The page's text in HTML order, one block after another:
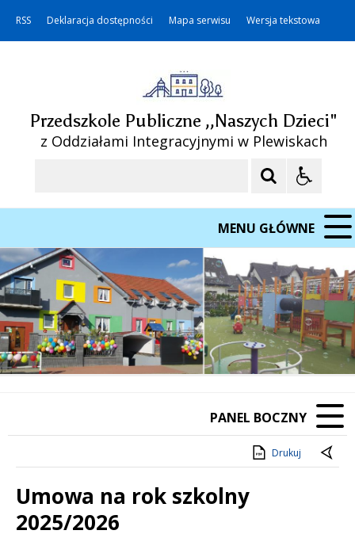
RSS Deklaracja dostępności Mapa serwisu Wersja tekstowa
Przedszkole Publiczne ,,Naszych Dzieci"
z Oddziałami Integracyjnymi w Plewiskach
MENU GŁÓWNE
PANEL BOCZNY
Drukuj
Umowa na rok szkolny
2025/2026